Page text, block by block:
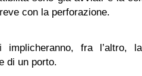
con la perforazione.
implicheranno, fra l’altro,
di un porto.